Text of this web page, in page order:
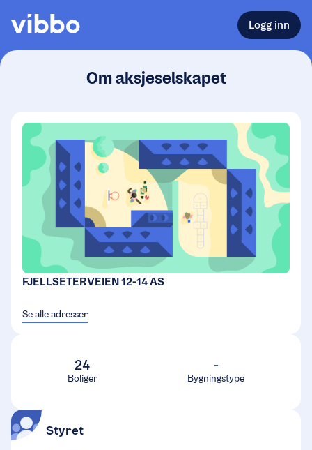
Logg inn
Om aksjeselskapet
FJELLSETERVEIEN 12-14 AS
Se alle adresser
24
Boliger
-
Bygningstype
Styret